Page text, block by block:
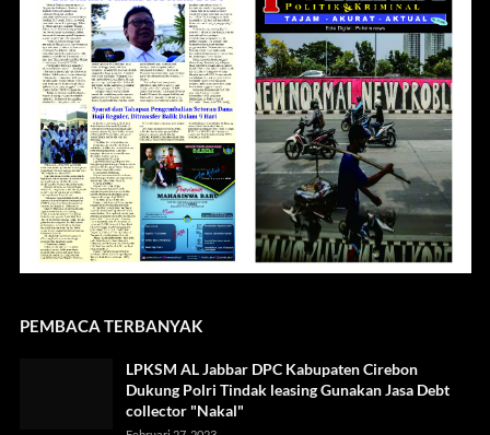
PEMBACA TERBANYAK
LPKSM AL Jabbar DPC Kabupaten Cirebon
Dukung Polri Tindak leasing Gunakan Jasa Debt
collector "Nakal"